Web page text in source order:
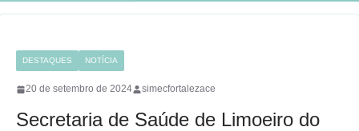
DESTAQUES NOTÍCIA
20 de setembro de 2024 simecfortalezace
Secretaria de Saúde de Limoeiro do